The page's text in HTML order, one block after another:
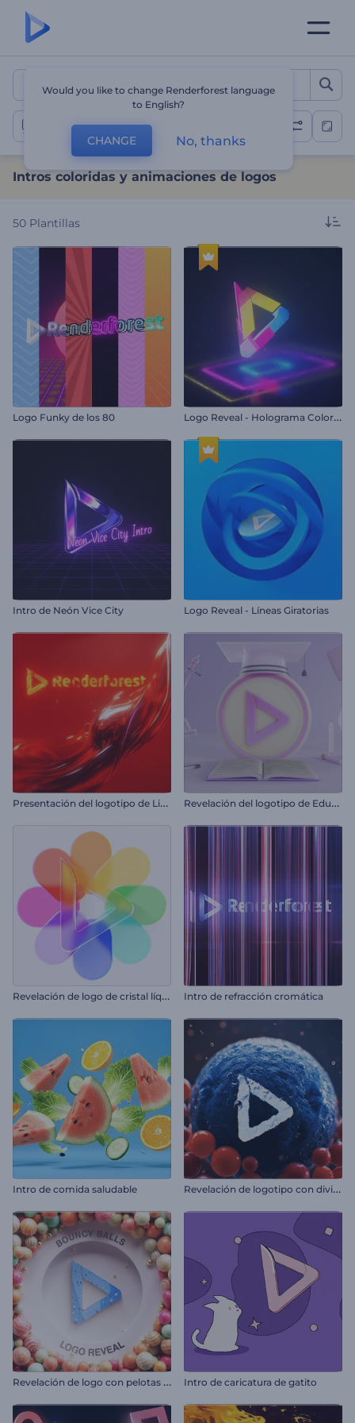
Intros coloridas y
Logos coloridos
Intros coloridas y animaciones de logos
50 Plantillas
Logo Funky de los 80 L
ogo Reveal - Holograma Colorido
Intro de Neón Vice City Logo Reveal - Líneas Giratorias
P
resentación del logotipo de Liquid Fusion R
evelación del logotipo de Educación
R
evelación de logo de cristal líquido Intro de refracción cromática
Intro de comida saludable R
evelación de logotipo con división celular
R
evelación de logo con pelotas en movimiento Intro de caricatura de gatito
Would you like to change Renderforest language
to English?
CHANGE No, thanks